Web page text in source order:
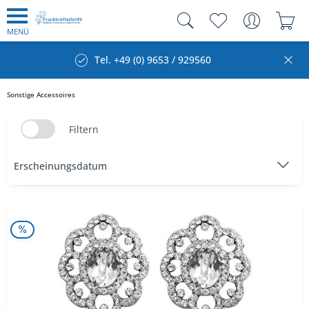
MENÜ
Tel. +49 (0) 9653 / 929560
Sonstige Accessoires
Filtern